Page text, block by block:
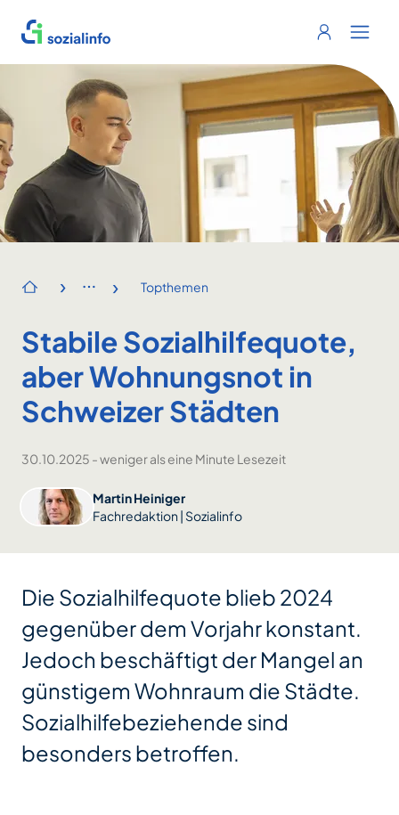
Sozialinfo
Login
Startseite
› › Topthemen
Stabile Sozialhilfequote,
aber Wohnungsnot in
Schweizer Städten
30.10.2025 -weniger als eine Minute Lesezeit
Martin Heiniger
Fachredaktion | Sozialinfo
Die Sozialhilfequote blieb 2024
gegenüber dem Vorjahr konstant.
Jedoch beschäftigt der Mangel an
günstigem Wohnraum die Städte.
Sozialhilfebeziehende sind
besonders betroffen.